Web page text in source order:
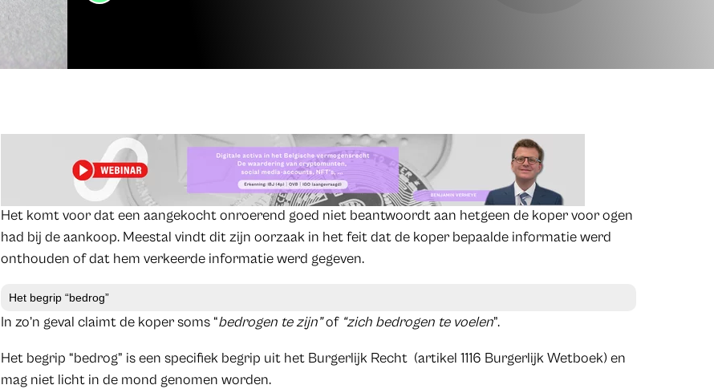
Het komt voor dat een aangekocht onroerend goed niet beantwoordt aan hetgeen de koper voor ogen
had bij de aankoop. Meestal vindt dit zijn oorzaak in het feit dat de koper bepaalde informatie werd
onthouden of dat hem verkeerde informatie werd gegeven.
Het begrip “bedrog”
In zo’n geval claimt de koper soms “bedrogen te zijn”of“zich bedrogen te voelen”.
Het begrip “bedrog” is een specifiek begrip uit het Burgerlijk Recht (artikel 1116 Burgerlijk Wetboek) en
mag niet licht in de mond genomen worden.